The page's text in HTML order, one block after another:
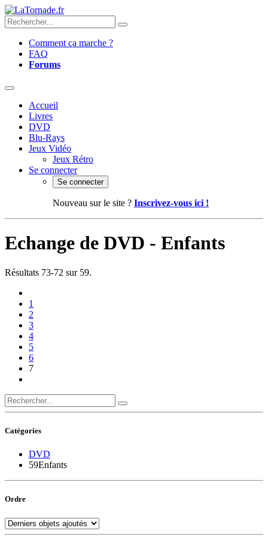
Comment ça marche ?
FAQ
Forums
Accueil
Livres
DVD
Blu-Rays
Jeux Vidéo
Jeux Rétro
Se connecter
Se connecter
Nouveau sur le site ? Inscrivez-vous ici !
Echange de DVD - Enfants
Résultats 73-72 sur 59.
1
2
3
4
5
6
7
Catégories
DVD
59Enfants
Ordre